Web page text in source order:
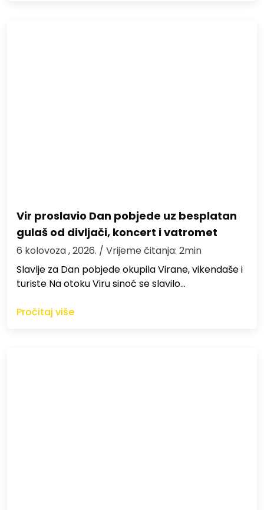
Vir proslavio Dan pobjede uz besplatan
gulaš od divljači, koncert i vatromet
6 kolovoza , 2026. / Vrijeme čitanja: 2min
Slavlje za Dan pobjede okupila Virane, vikendaše i
turiste Na otoku Viru sinoć se slavilo…
Pročitaj više